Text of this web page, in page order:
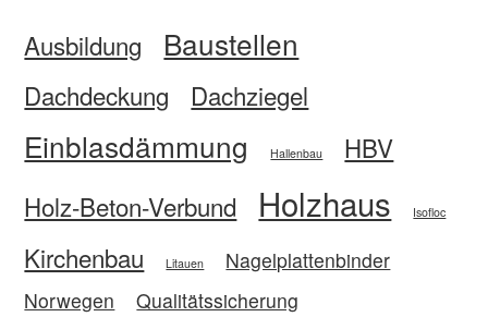
Ausbildung Baustellen
Dachdeckung Dachziegel
Einblasdämmung Hallenbau
HBV
Holz-Beton-Verbund
Holzhaus Isofloc
Kirchenbau Litauen
Nagelplattenbinder
Norwegen
Qualitätssicherung